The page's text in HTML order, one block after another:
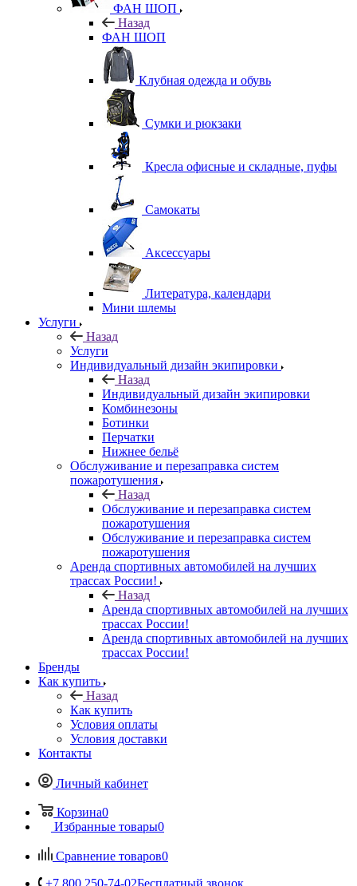
ФАН ШОП
Назад
ФАН ШОП
Клубная одежда и обувь
Сумки и рюкзаки
Кресла офисные и складные, пуфы
Самокаты
Аксессуары
Литература, календари
Мини шлемы
Услуги
Назад
Услуги
Индивидуальный дизайн экипировки
Назад
Индивидуальный дизайн экипировки
Комбинезоны
Ботинки
Перчатки
Нижнее бельё
Обслуживание и перезаправка систем
пожаротушения
Назад
Обслуживание и перезаправка систем
пожаротушения
Обслуживание и перезаправка систем
пожаротушения
Аренда спортивных автомобилей на лучших
трассах России!
Назад
Аренда спортивных автомобилей на лучших
трассах России!
Аренда спортивных автомобилей на лучших
трассах России!
Бренды
Как купить
Назад
Как купить
Условия оплаты
Условия доставки
Контакты
Личный кабинет
Корзина0
Избранные товары0
Сравнение товаров0
+7 800 250-74-02Бесплатный звонок